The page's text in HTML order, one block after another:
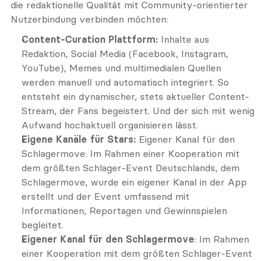
die redaktionelle Qualität mit Community-orientierter
Nutzerbindung verbinden möchten:
Content-Curation Plattform: Inhalte aus
Redaktion, Social Media (Facebook, Instagram,
YouTube), Memes und multimedialen Quellen
werden manuell und automatisch integriert. So
entsteht ein dynamischer, stets aktueller Content-
Stream, der Fans begeistert. Und der sich mit wenig
Aufwand hochaktuell organisieren lässt.
Eigene Kanäle für Stars: Eigener Kanal für den
Schlagermove: Im Rahmen einer Kooperation mit
dem größten Schlager-Event Deutschlands, dem
Schlagermove, wurde ein eigener Kanal in der App
erstellt und der Event umfassend mit
Informationen, Reportagen und Gewinnspielen
begleitet.
Eigener Kanal für den Schlagermove: Im Rahmen
einer Kooperation mit dem größten Schlager-Event